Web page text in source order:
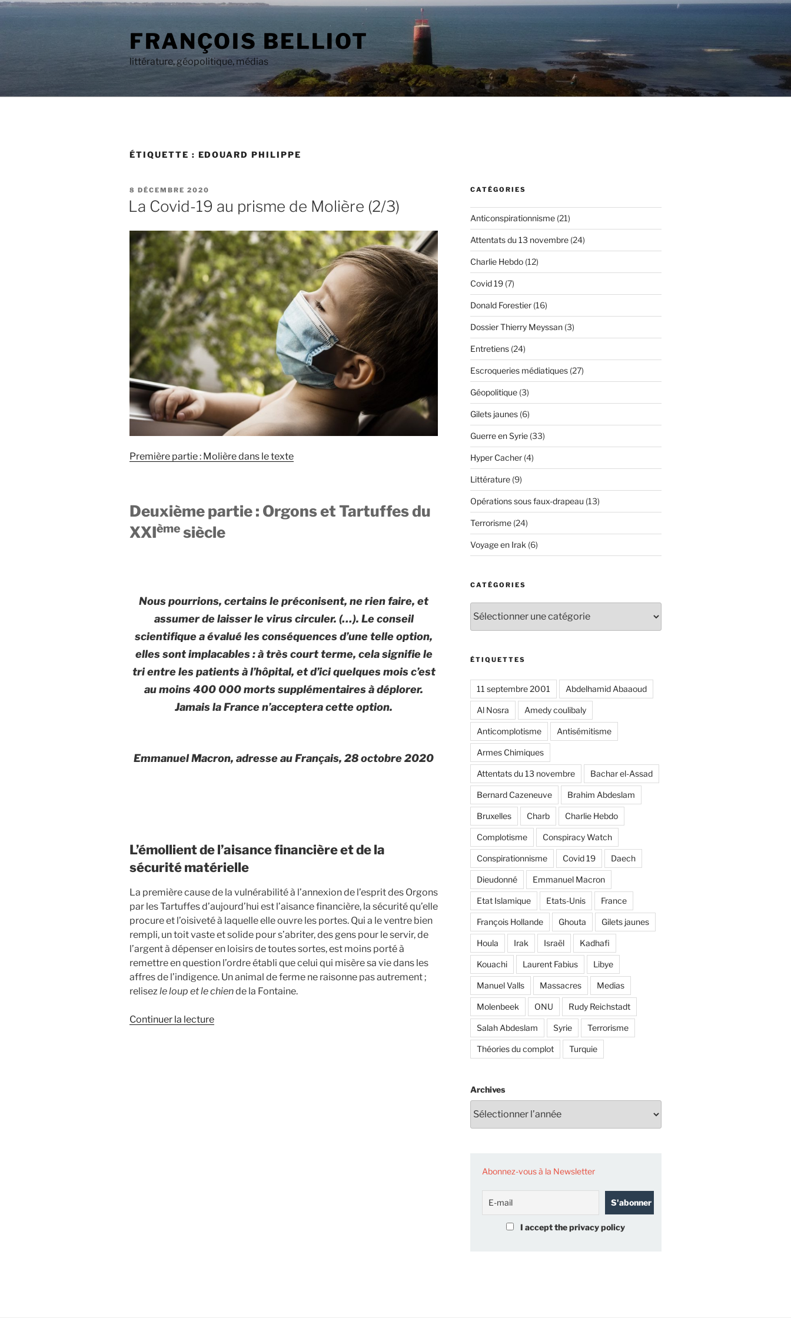
Aller
FRANÇOIS BELLIOT
littérature, géopolitique, médias
ÉTIQUETTE : EDOUARD PHILIPPE
PUBLIÉ
LE
8 DÉCEMBRE 2020
La Covid-19 au prisme de Molière (2/3)
Première partie : Molière dans le texte
Deuxième partie : Orgons et Tartuffes du
XXIème siècle
Nous pourrions, certains le préconisent, ne rien faire, et
assumer de laisser le virus circuler. (…). Le conseil
scientifique a évalué les conséquences d’une telle option,
elles sont implacables : à très court terme, cela signifie le
tri entre les patients à l’hôpital, et d’ici quelques mois c’est
au moins 400 000 morts supplémentaires à déplorer.
Jamais la France n’acceptera cette option.
Emmanuel Macron, adresse au Français, 28 octobre 2020
L’émollient de l’aisance financière et de la
sécurité matérielle
La première cause de la vulnérabilité à l’annexion de l’esprit des Orgons
par les Tartuffes d’aujourd’hui est l’aisance financière, la sécurité qu’elle
procure et l’oisiveté à laquelle elle ouvre les portes. Qui a le ventre bien
rempli, un toit vaste et solide pour s’abriter, des gens pour le servir, de
l’argent à dépenser en loisirs de toutes sortes, est moins porté à
remettre en question l’ordre établi que celui qui misère sa vie dans les
affres de l’indigence. Un animal de ferme ne raisonne pas autrement ;
relisezle loup et le chiende la Fontaine.
Continuer la lecturede
CATÉGORIES
Anticonspirationnisme(21)
Attentats du 13 novembre(24)
Charlie Hebdo(12)
Covid 19(7)
Donald Forestier(16)
Dossier Thierry Meyssan(3)
Entretiens(24)
Escroqueries médiatiques(27)
Géopolitique(3)
Gilets jaunes(6)
Guerre en Syrie(33)
Hyper Cacher(4)
Littérature(9)
Opérations sous faux-drapeau (13)
Terrorisme(24)
Voyage en Irak (6)
CATÉGORIES
ÉTIQUETTES
11 septembre 2001 Abdelhamid Abaaoud
Al Nosra Amedy coulibaly
Anticomplotisme Antisémitisme
Armes Chimiques
Attentats du 13 novembre Bachar el-Assad
Bernard Cazeneuve Brahim Abdeslam
Bruxelles Charb Charlie Hebdo
Complotisme Conspiracy Watch
Conspirationnisme Covid 19 Daech
Dieudonné Emmanuel Macron
Etat Islamique Etats-Unis France
François Hollande Ghouta Gilets jaunes
Houla Irak Israël Kadhafi
Kouachi Laurent Fabius Libye
Manuel Valls Massacres Medias
Molenbeek ONU Rudy Reichstadt
Salah Abdeslam Syrie Terrorisme
Théories du complot Turquie
Archives
Abonnez-vous à la Newsletter
I accept the privacy policy